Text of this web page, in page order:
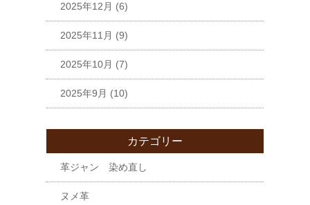
2025年12月 (6)
2025年11月 (9)
2025年10月 (7)
2025年9月 (10)
カテゴリー
革ジャン 染め直し
ヌメ革